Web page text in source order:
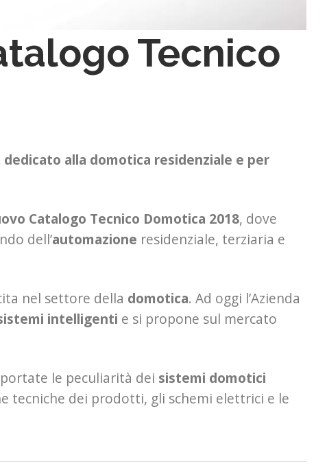
Tecnico
dedicato alla domotica residenziale e per
Catalogo Tecnico Domotica 2018, dove
dell’automazione residenziale, terziaria e
nel settore della domotica. Ad oggi l’Azienda
intelligenti e si propone sul mercato
le peculiarità dei sistemi domotici
tecniche dei prodotti, gli schemi elettrici e le